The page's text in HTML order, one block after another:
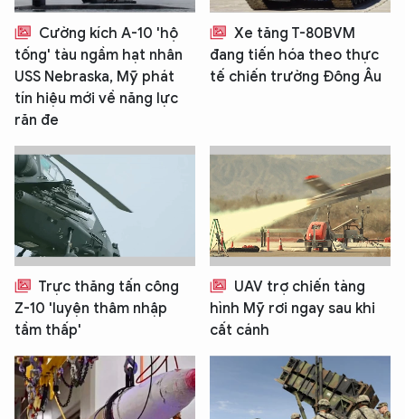
Cường kích A-10 'hộ
tống' tàu ngầm hạt nhân
USS Nebraska, Mỹ phát
tín hiệu mới về năng lực
răn đe
Xe tăng T-80BVM
đang tiến hóa theo thực
tế chiến trường Đông Âu
Trực thăng tấn công
Z-10 'luyện thâm nhập
tầm thấp'
UAV trợ chiến tàng
hình Mỹ rơi ngay sau khi
cất cánh